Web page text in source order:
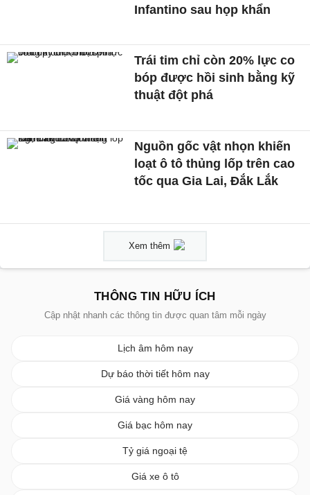
Infantino sau họp khẩn
Trái tim chỉ còn 20% lực co
bóp được hồi sinh bằng kỹ
thuật đột phá
Nguồn gốc vật nhọn khiến
loạt ô tô thủng lốp trên cao
tốc qua Gia Lai, Đắk Lắk
Xem thêm
THÔNG TIN HỮU ÍCH
Cập nhật nhanh các thông tin được quan tâm mỗi ngày
Lịch âm hôm nay
Dự báo thời tiết hôm nay
Giá vàng hôm nay
Giá bạc hôm nay
Tỷ giá ngoại tệ
Giá xe ô tô